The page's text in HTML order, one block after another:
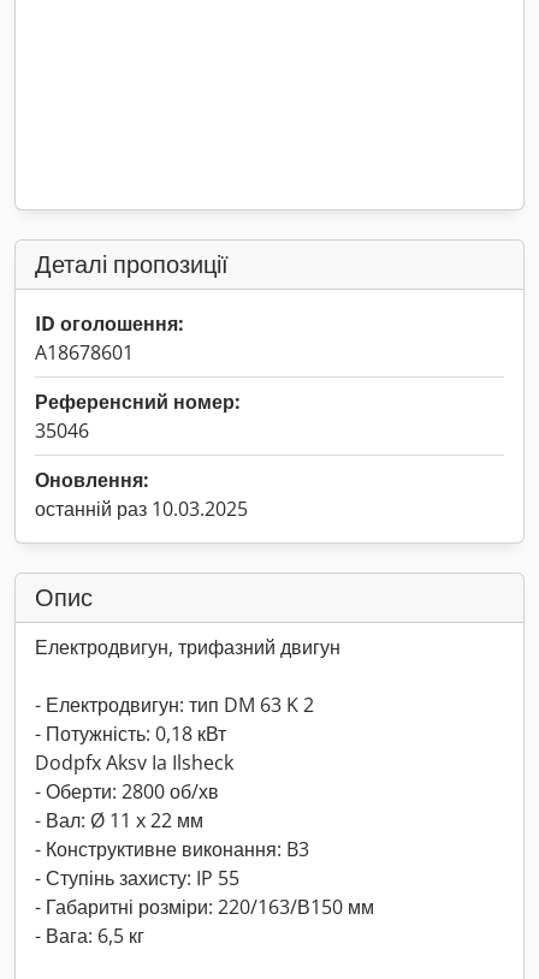
Деталі пропозиції
ID оголошення:
A18678601
Референсний номер:
35046
Оновлення:
останній раз 10.03.2025
Опис
Електродвигун, трифазний двигун
- Електродвигун: тип DM 63 K 2
- Потужність: 0,18 кВт
Dodpfx Aksv Ia Ilsheck
- Оберти: 2800 об/хв
- Вал: Ø 11 x 22 мм
- Конструктивне виконання: B3
- Ступінь захисту: IP 55
- Габаритні розміри: 220/163/В150 мм
- Вага: 6,5 кг